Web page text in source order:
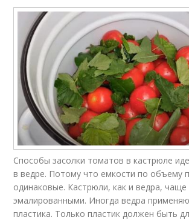
Способы засолки томатов в кастрюле
в ведре. Потому что емкости по объему
одинаковые. Кастрюли, как и ведра, чаще
эмалированными. Иногда ведра
пластика. Только пластик должен быть